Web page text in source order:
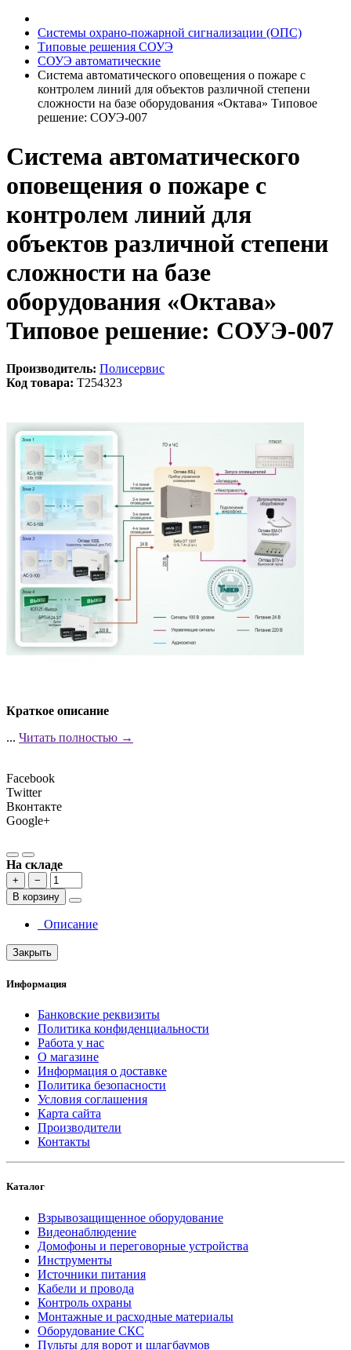
Системы охрано-пожарной сигнализации (ОПС)
Типовые решения СОУЭ
СОУЭ автоматические
Система автоматического оповещения о пожаре с
контролем линий для объектов различной степени
сложности на базе оборудования «Октава» Типовое
решение: СОУЭ-007
Система автоматического
оповещения о пожаре с
контролем линий для
объектов различной степени
сложности на базе
оборудования «Октава»
Типовое решение: СОУЭ-007
Производитель: Полисервис
Код товара: T254323
Краткое описание
... Читать полностью →
Facebook
Twitter
Вконтакте
Google+
На складе
+
−
В корзину
Описание
Закрыть
Информация
Банковские реквизиты
Политика конфиденциальности
Работа у нас
О магазине
Информация о доставке
Политика безопасности
Условия соглашения
Карта сайта
Производители
Контакты
Каталог
Взрывозащищенное оборудование
Видеонаблюдение
Домофоны и переговорные устройства
Инструменты
Источники питания
Кабели и провода
Контроль охраны
Монтажные и расходные материалы
Оборудование СКС
Пульты для ворот и шлагбаумов